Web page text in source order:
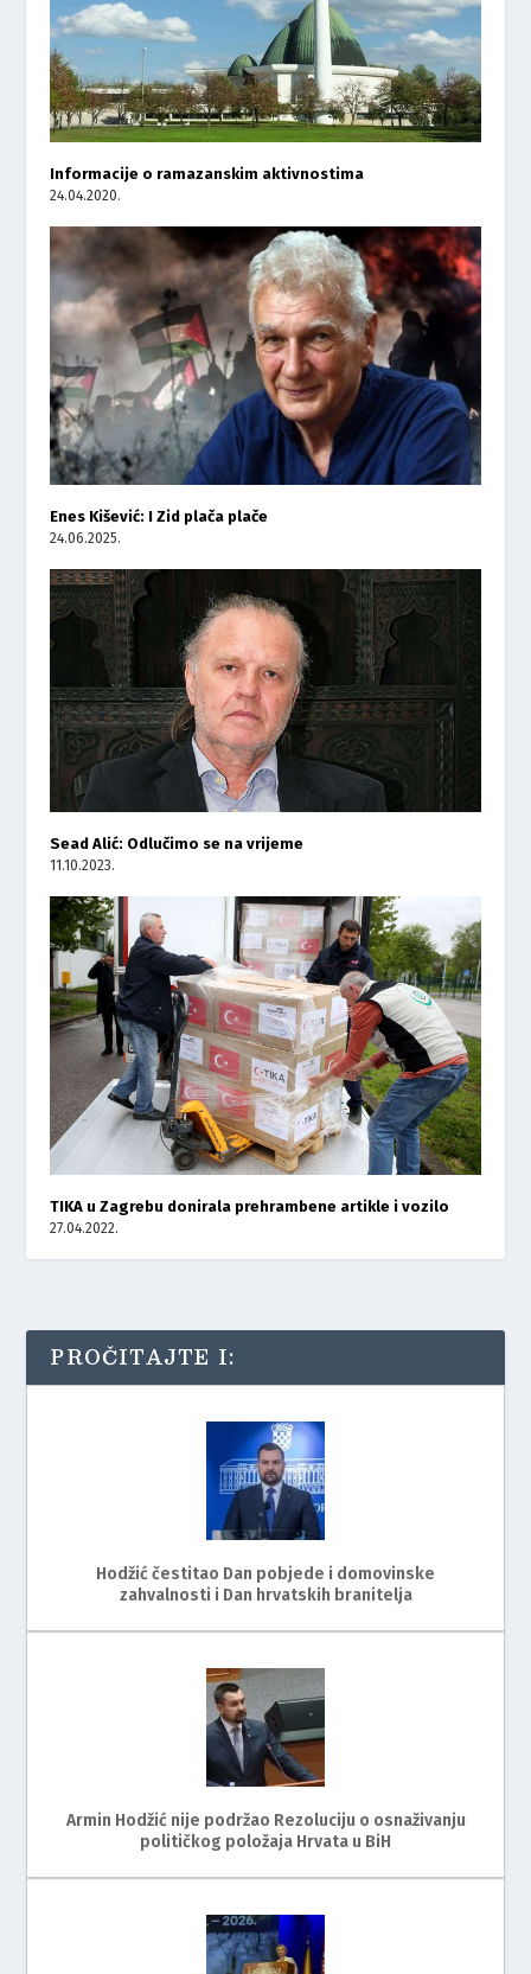
Informacije o ramazanskim aktivnostima
24.04.2020.
Enes Kišević: I Zid plača plače
24.06.2025.
Sead Alić: Odlučimo se na vrijeme
11.10.2023.
TIKA u Zagrebu donirala prehrambene artikle i vozilo
27.04.2022.
PROČITAJTE I:
Hodžić čestitao Dan pobjede i domovinske
zahvalnosti i Dan hrvatskih branitelja
Armin Hodžić nije podržao Rezoluciju o osnaživanju
političkog položaja Hrvata u BiH